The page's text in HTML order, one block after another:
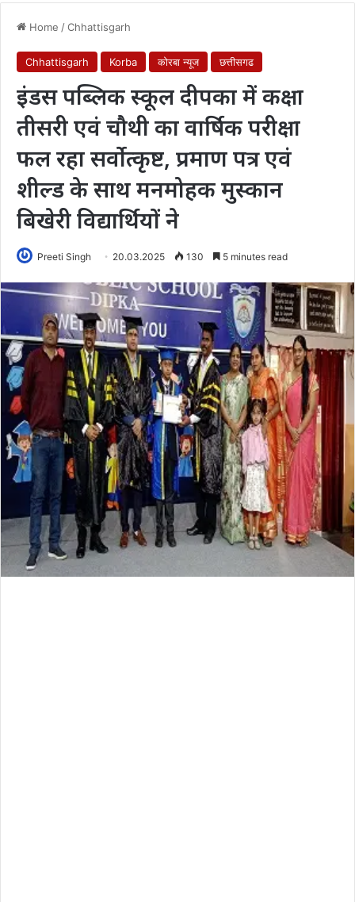
Home /Chhattisgarh
Chhattisgarh Korba कोरबा न्यूज छत्तीसगढ
इंडस पब्लिक स्कूल दीपका में कक्षा
तीसरी एवं चौथी का वार्षिक परीक्षा
फल रहा सर्वोत्कृष्ट, प्रमाण पत्र एवं
शील्ड के साथ मनमोहक मुस्कान
बिखेरी विद्यार्थियों ने
Preeti Singh 20.03.2025 130 5 minutes read